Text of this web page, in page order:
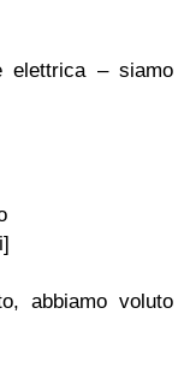
elettrica – siamo
abbiamo voluto